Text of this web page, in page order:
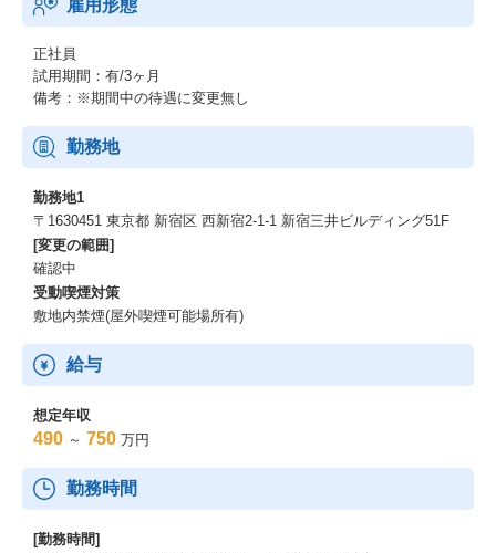
雇用形態
正社員
試用期間：有/3ヶ月
備考：※期間中の待遇に変更無し
勤務地
勤務地1
〒1630451 東京都 新宿区 西新宿2-1-1 新宿三井ビルディング51F
[変更の範囲]
確認中
受動喫煙対策
敷地内禁煙(屋外喫煙可能場所有)
給与
想定年収
490 ～ 750 万円
勤務時間
[勤務時間]